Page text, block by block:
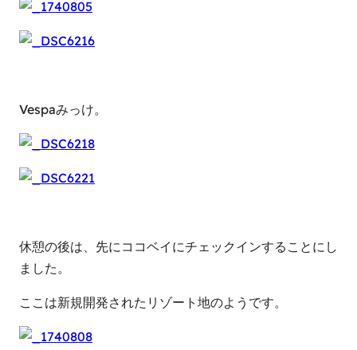
Vespaみっけ。
休憩の後は、先にココベイにチェックインすることにし
ました。
ここは新規開発されたリゾート地のようです。